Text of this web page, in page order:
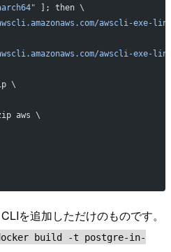
]; then \
awscli-exe-
awscli-exe-
\
aws \
を追加しただけのものです。
build -t postgre-in-